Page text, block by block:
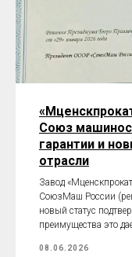
Союз
гарантии и
отрасли
Завод
СоюзМаш России
новый статус
преимущества это
08.06.2026